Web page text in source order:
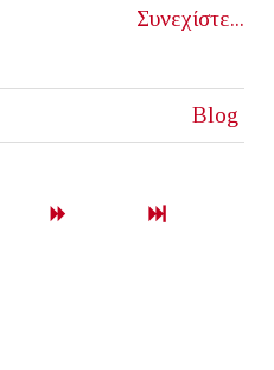
Συνεχίστε...
Blog